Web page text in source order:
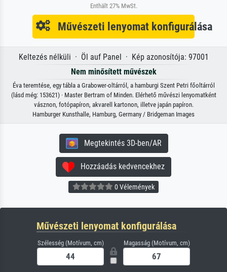
Enthält 27% MwSt.
Művészeti lenyomat konfigurálása
Keltezés nélküli · Öl auf Panel · Kép azonosítója: 97001
Nem minősített művészek
Éva teremtése, egy tábla a Grabower-oltárról, a hamburgi Szent Petri főoltárról
(lásd még: 153621) · Master Bertram of Minden. Elérhető művészi lenyomatként
vásznon, fotópapíron, akvarell kartonon, illetve japán papíron.
Hamburger Kunsthalle, Hamburg, Germany / Bridgeman Images
Megtekintés 3D-ben/AR
Hozzáadás kedvencekhez
0 Vélemények
Művészeti lenyomat konfigurálása
Szélesség (Motívum, cm) Magasság (Motívum, cm)